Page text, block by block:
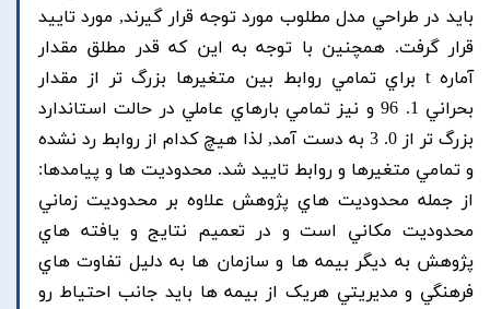
بايد در طراحي مدل مطلوب مورد توجه قرار گيرند, مورد تاييد
قرار گرفت. همچنين با توجه به اين که قدر مطلق مقدار
آماره t براي تمامي روابط بين متغيرها بزرگ تر از مقدار
بحراني 1. 96 و نيز تمامي بارهاي عاملي در حالت استاندارد
بزرگ تر از 0. 3 به دست آمد, لذا هيچ کدام از روابط رد نشده
و تمامي متغيرها و روابط تاييد شد. محدوديت ها و پيامدها:
از جمله محدوديت هاي پژوهش علاوه بر محدوديت زماني
محدوديت مکاني است و در تعميم نتايج و يافته هاي
پژوهش به ديگر بيمه ها و سازمان ها به دليل تفاوت هاي
فرهنگي و مديريتي هريک از بيمه ها بايد جانب احتياط رو